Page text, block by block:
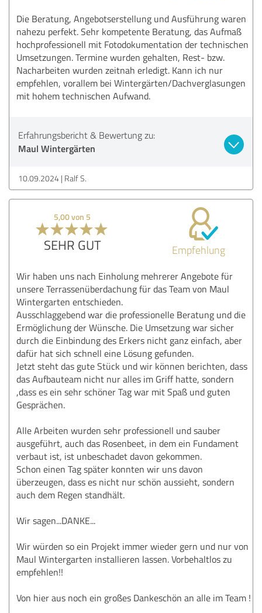
Die Beratung, Angebotserstellung und Ausführung waren
nahezu perfekt. Sehr kompetente Beratung, das Aufmaß
hochprofessionell mit Fotodokumentation der technischen
Umsetzungen. Termine wurden gehalten, Rest- bzw.
Nacharbeiten wurden zeitnah erledigt. Kann ich nur
empfehlen, vorallem bei Wintergärten/Dachverglasungen
mit hohem technischen Aufwand.
Erfahrungsbericht & Bewertung zu:
Maul Wintergärten
10.09.2024 Ralf S.
5,00 von 5
SEHR GUT Empfehlung
Wir haben uns nach Einholung mehrerer Angebote für
unsere Terrassenüberdachung für das Team von Maul
Wintergarten entschieden.
Ausschlaggebend war die professionelle Beratung und die
Ermöglichung der Wünsche. Die Umsetzung war sicher
durch die Einbindung des Erkers nicht ganz einfach, aber
dafür hat sich schnell eine Lösung gefunden.
Jetzt steht das gute Stück und wir können berichten, dass
das Aufbauteam nicht nur alles im Griff hatte, sondern
,dass es ein sehr schöner Tag war mit Spaß und guten
Gesprächen.
Alle Arbeiten wurden sehr professionell und sauber
ausgeführt, auch das Rosenbeet, in dem ein Fundament
verbaut ist, ist unbeschadet davon gekommen.
Schon einen Tag später konnten wir uns davon
überzeugen, dass es nicht nur schön aussieht, sondern
auch dem Regen standhält.
Wir sagen...DANKE...
Wir würden so ein Projekt immer wieder gern und nur von
Maul Wintergarten installieren lassen. Vorbehaltlos zu
empfehlen!!
Von hier aus noch ein großes Dankeschön an alle im Team !